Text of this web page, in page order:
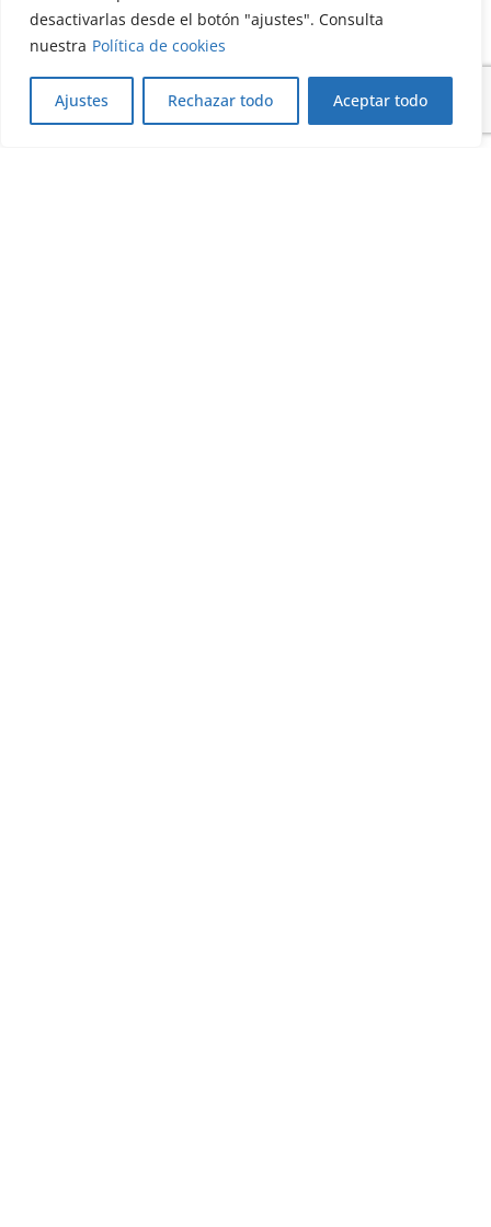
desactivarlas desde el botón "ajustes". Consulta
nuestra Política de cookies
Ajustes Rechazar todo Aceptar todo
Leer más